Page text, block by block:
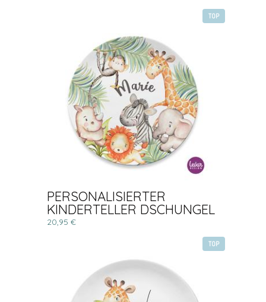
TOP
PERSONALISIERTER
KINDERTELLER DSCHUNGEL
20,95 €
TOP